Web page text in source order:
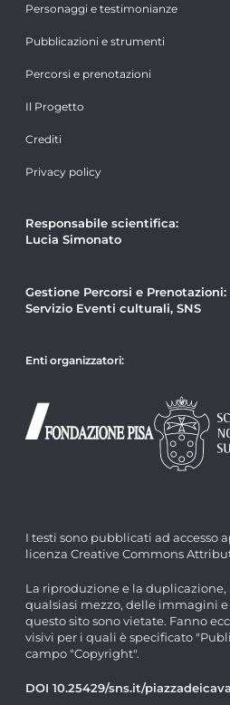
Personaggi e testimonianze
Pubblicazioni e strumenti
Percorsi e prenotazioni
Il Progetto
Crediti
Privacy policy
Responsabile scientifica:
Lucia Simonato
Gestione Percorsi e Prenotazioni:
Servizio Eventi culturali, SNS
Enti organizzatori:
I testi sono pubblicati ad accesso
licenza Creative Commons
La riproduzione e la duplicazione,
qualsiasi mezzo, delle immagini
questo sito sono vietate. Fanno
visivi per i quali è specificato
campo "Copyright".
DOI 10.25429/sns.it/